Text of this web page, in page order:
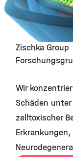
Zischka Group
Wir
Schäden
zelltoxischer